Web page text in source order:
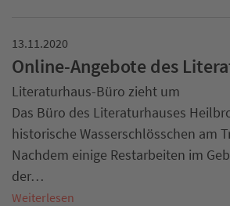
13.11.2020
Online-Angebote des
Literaturhaus-Büro zieht um
Das Büro des Literaturhauses
historische Wasserschlösschen am
Nachdem einige Restarbeiten im
der…
Weiterlesen